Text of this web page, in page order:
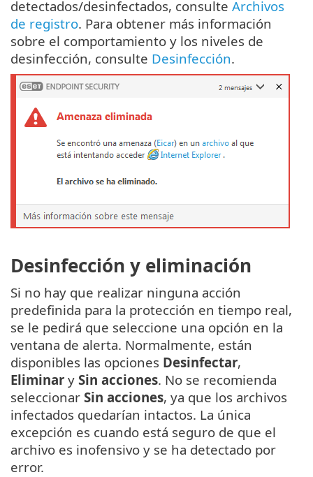
detectados/desinfectados, consulte Archivos
de registro. Para obtener más información
sobre el comportamiento y los niveles de
desinfección, consulte Desinfección.
Desinfección y eliminación
Si no hay que realizar ninguna acción
predefinida para la protección en tiempo real,
se le pedirá que seleccione una opción en la
ventana de alerta. Normalmente, están
disponibles las opciones Desinfectar,
Eliminar y Sin acciones. No se recomienda
seleccionar Sin acciones, ya que los archivos
infectados quedarían intactos. La única
excepción es cuando está seguro de que el
archivo es inofensivo y se ha detectado por
error.